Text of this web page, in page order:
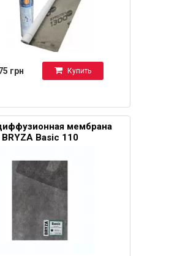
грн Купить
мембрана
BRYZA Basic 110